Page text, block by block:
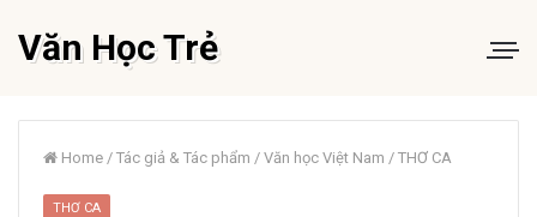
Văn Học Trẻ
Home / Tác giả & Tác phẩm / Văn học Việt Nam / THƠ CA
THƠ CA